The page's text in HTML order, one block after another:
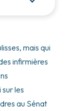
mais qui
infirmières
les
au Sénat